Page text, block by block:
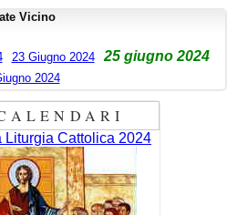
Vicino
23 Giugno 2024 25 giugno 2024
2024
Cattolica 2024